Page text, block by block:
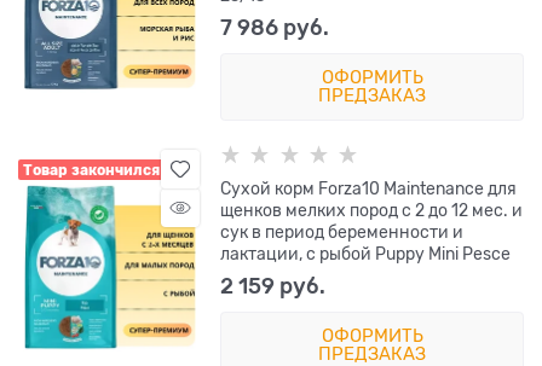
7 986 руб.
ОФОРМИТЬ
ПРЕДЗАКАЗ
Товар закончился
Сухой корм Forza10 Maintenance для
щенков мелких пород с 2 до 12 мес. и
сук в период беременности и
лактации, с рыбой Puppy Mini Pesce
2 159 руб.
ОФОРМИТЬ
ПРЕДЗАКАЗ